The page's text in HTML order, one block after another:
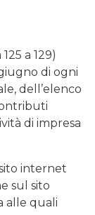
a 129)
di ogni
dell’elenco
di impresa
internet
sul sito
alle quali